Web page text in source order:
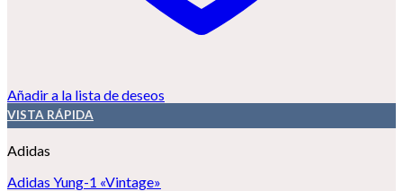
Añadir a la lista de deseos
VISTA RÁPIDA
Adidas
Adidas Yung-1 «Vintage»